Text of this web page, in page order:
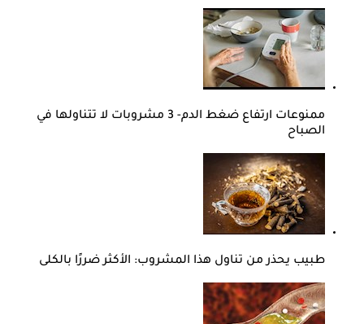
ممنوعات ارتفاع ضغط الدم- 3 مشروبات لا تتناولها في
الصباح
طبيب يحذر من تناول هذا المشروب: الأكثر ضررًا بالكلى